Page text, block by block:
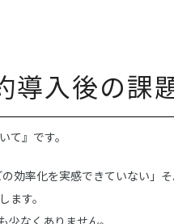
導入後の課
』です。
効率化を実感できていない」
す。
なくありません。